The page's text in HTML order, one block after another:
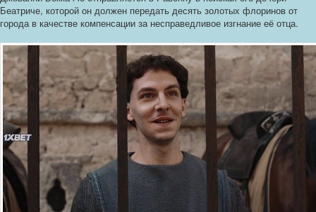
Беатриче, которой он должен передать десять золотых флоринов от
города в качестве компенсации за несправедливое изгнание её отца.